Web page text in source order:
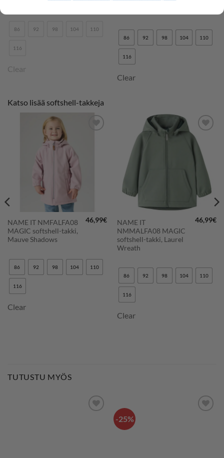
86 92 98 104 110
116
Clear
86 92 98 104 110
116
Clear
Katso lisää softshell-takkeja
SUOSIKKEIHIN
NAME IT NMFALFA08
MAGIC softshell-takki,
Mauve Shadows
46,99€
86 92 98 104 110
116
Clear
SUOSIKKEIHIN
NAME IT
NMMALFA08 MAGIC
softshell-takki, Laurel
Wreath
46,99€
86 92 98 104 110
116
Clear
TUTUSTU MYÖS
-25%